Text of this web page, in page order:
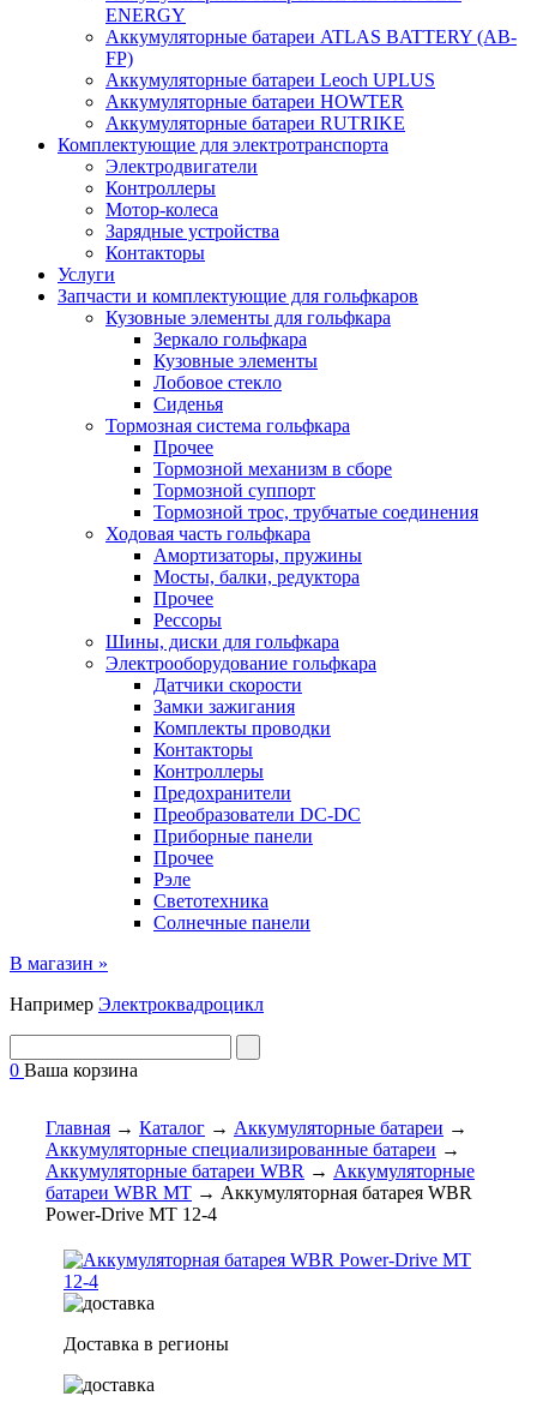
ENERGY
Аккумуляторные батареи ATLAS BATTERY (AB-
FP)
Аккумуляторные батареи Leoch UPLUS
Аккумуляторные батареи HOWTER
Аккумуляторные батареи RUTRIKE
Комплектующие для электротранспорта
Электродвигатели
Контроллеры
Мотор-колеса
Зарядные устройства
Контакторы
Услуги
Запчасти и комплектующие для гольфкаров
Кузовные элементы для гольфкара
Зеркало гольфкара
Кузовные элементы
Лобовое стекло
Сиденья
Тормозная система гольфкара
Прочее
Тормозной механизм в сборе
Тормозной суппорт
Тормозной трос, трубчатые соединения
Ходовая часть гольфкара
Амортизаторы, пружины
Мосты, балки, редуктора
Прочее
Рессоры
Шины, диски для гольфкара
Электрооборудование гольфкара
Датчики скорости
Замки зажигания
Комплекты проводки
Контакторы
Контроллеры
Предохранители
Преобразователи DC-DC
Приборные панели
Прочее
Рэле
Светотехника
Солнечные панели
В магазин »
Например Электроквадроцикл
0 Ваша корзина
Главная → Каталог → Аккумуляторные батареи →
Аккумуляторные специализированные батареи →
Аккумуляторные батареи WBR → Аккумуляторные
батареи WBR MT → Аккумуляторная батарея WBR
Power-Drive MT 12-4
Доставка в регионы